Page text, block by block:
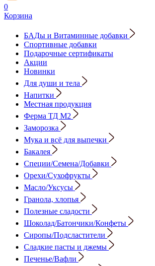
0
Корзина
БАДы и Витаминные добавки
Спортивные добавки
Подарочные сертификаты
Акции
Новинки
Для души и тела
Напитки
Местная продукция
Ферма ТД М2
Заморозка
Мука и всё для выпечки
Бакалея
Специи/Семена/Добавки
Орехи/Сухофрукты
Масло/Уксусы
Гранола, хлопья
Полезные сладости
Шоколад/Батончики/Конфеты
Сиропы/Подсластители
Сладкие пасты и джемы
Печенье/Вафли